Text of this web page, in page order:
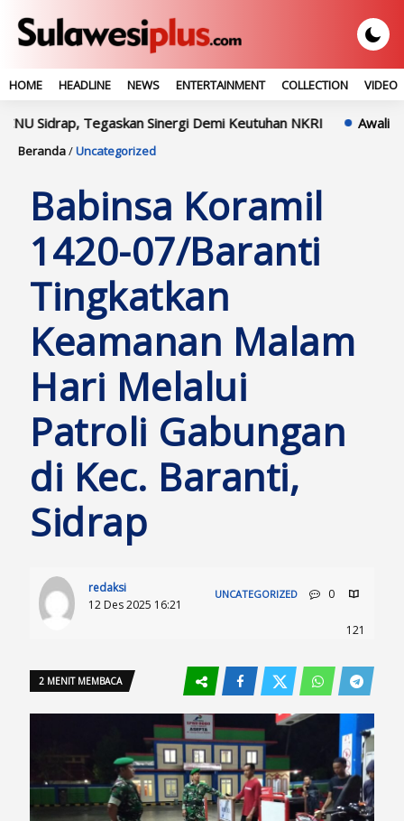
HOME HEADLINE NEWS ENTERTAINMENT COLLECTION VIDEO
Tegaskan Sinergi Demi Keutuhan NKRI Awali Tugas Di
Beranda/Uncategorized
Babinsa Koramil
1420-07/Baranti
Tingkatkan
Keamanan Malam
Hari Melalui
Patroli Gabungan
di Kec. Baranti,
Sidrap
redaksi
12 Des 2025 16:21
UNCATEGORIZED 0
121
2 MENIT MEMBACA